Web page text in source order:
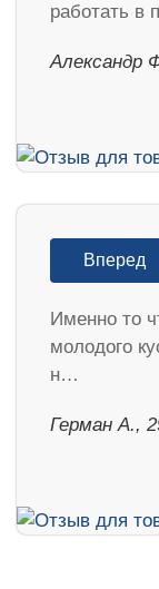
работать в
Александр
Вперед
Именно то
молодого
н…
Герман А.,